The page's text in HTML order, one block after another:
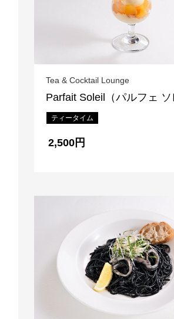
Tea & Cocktail Lounge
Parfait Soleil（パルフェ ソ
ティータイム
2,500円